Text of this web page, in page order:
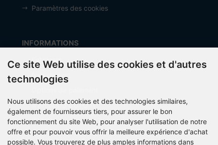
Paramètres des cookies
INFORMATIONS
Fabricant
frais de port
À propos d’OCTO IT
Sitemap
Ce site Web utilise des cookies et d'autres
technologies
Nous utilisons des cookies et des technologies similaires,
également de fournisseurs tiers, pour assurer le bon
fonctionnement du site Web, pour analyser l'utilisation de notre
offre et pour pouvoir vous offrir la meilleure expérience d'achat
possible. Vous trouverez de plus amples informations dans